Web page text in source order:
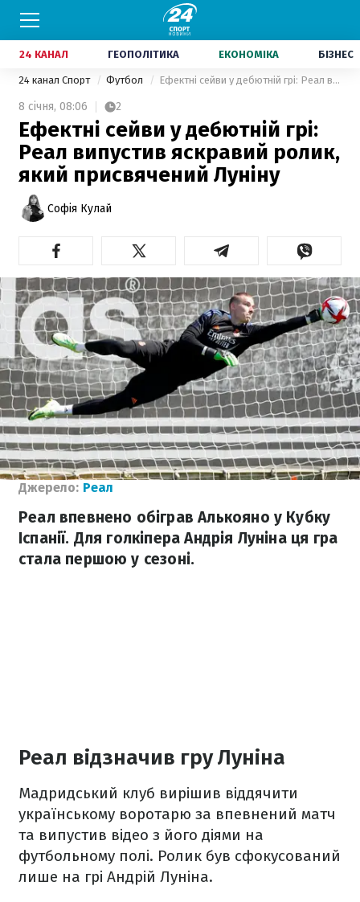
24 КАНАЛ ГЕОПОЛІТИКА ЕКОНОМІКА БІЗНЕС
24 канал Спорт Футбол Ефектні сейви у дебютній грі: Реал випустив яскравий ролик, який присвячений Луніну
8 січня, 08:06 2
Ефектні сейви у дебютній грі:
Реал випустив яскравий ролик,
який присвячений Луніну
Софія Кулай
Джерело: Реал
Реал впевнено обіграв Алькояно у Кубку
Іспанії. Для голкіпера Андрія Луніна ця гра
стала першою у сезоні.
Реал відзначив гру Луніна
Мадридський клуб вирішив віддячити
українському воротарю за впевнений матч
та випустив відео з його діями на
футбольному полі. Ролик був сфокусований
лише на грі Андрій Луніна.